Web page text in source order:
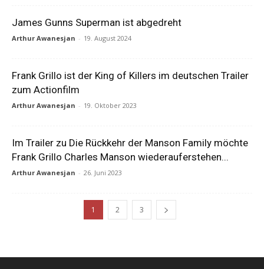
James Gunns Superman ist abgedreht
Arthur Awanesjan - 19. August 2024
Frank Grillo ist der King of Killers im deutschen Trailer
zum Actionfilm
Arthur Awanesjan - 19. Oktober 2023
Im Trailer zu Die Rückkehr der Manson Family möchte
Frank Grillo Charles Manson wiederauferstehen...
Arthur Awanesjan - 26. Juni 2023
1 2 3